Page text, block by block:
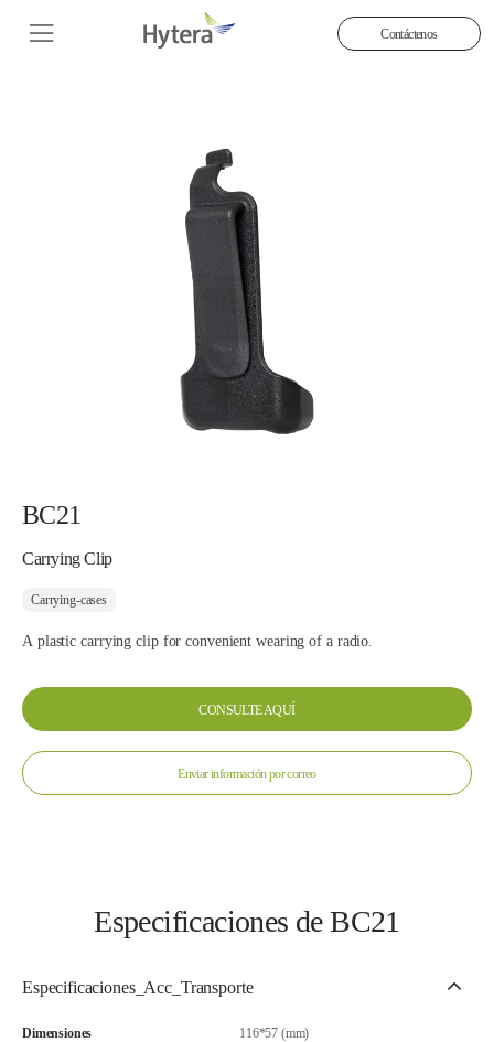
Contáctenos
BC21
Carrying Clip
Carrying-cases
A plastic carrying clip for convenient wearing of a radio.
CONSULTE AQUÍ
Enviar información por correo
Especificaciones de BC21
Especificaciones_Acc_Transporte
Dimensiones 116*57 (mm)